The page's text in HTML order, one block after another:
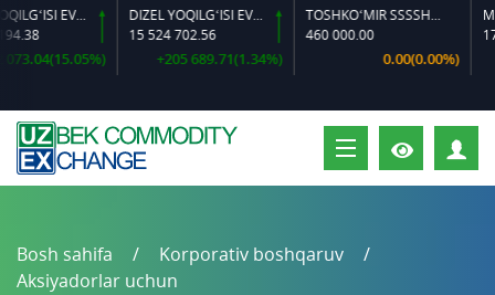
DIZEL YOQILG‘ISI EVRO L-K-4
DIZEL YOQILG‘ISI EVRO-L II K-4 SSDF
15 524 702.56
+205 689.71(1.34%)
TOSHKO‘MIR SSSSH-13
460 000.00
0.00(0.00%)
MIS
174
Bosh sahifa
Korporativ boshqaruv
Aksiyadorlar uchun